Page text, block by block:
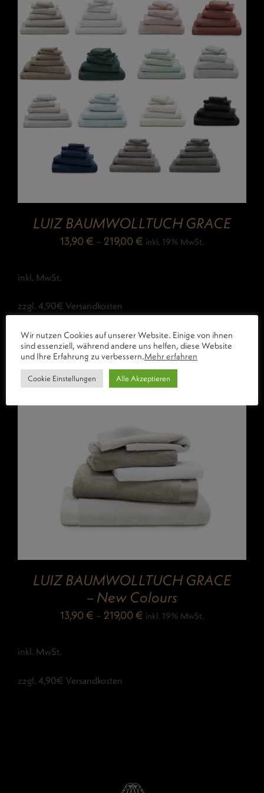
LUIZ BAUMWOLLTUCH GRACE
13,90 € – 219,00 € inkl. 19% MwSt.
inkl. MwSt.
zzgl. 4,90€ Versandkosten
LUIZ BAUMWOLLTUCH GRACE
– New Colours
13,90 € – 219,00 € inkl. 19% MwSt.
inkl. MwSt.
zzgl. 4,90€ Versandkosten
Wir nutzen Cookies auf unserer Website. Einige von ihnen
sind essenziell, während andere uns helfen, diese Website
und Ihre Erfahrung zu verbessern.Mehr erfahren
Cookie Einstellungen Alle Akzeptieren